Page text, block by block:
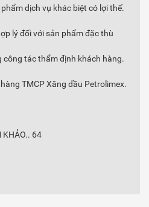
dịch vụ khác biệt có lợi thế.
lý đối với sản phẩm đặc thù
tác thẩm định khách hàng.
TMCP Xăng dầu Petrolimex.
KHẢO.. 64